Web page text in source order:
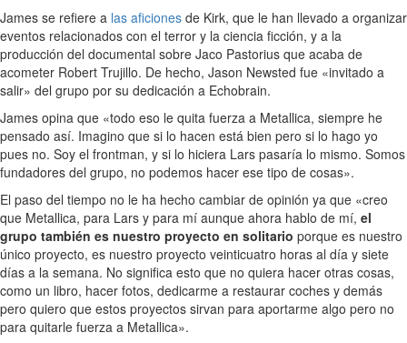
James se refiere a las aficiones de Kirk, que le han llevado a organizar
eventos relacionados con el terror y la ciencia ficción, y a la
producción del documental sobre Jaco Pastorius que acaba de
acometer Robert Trujillo. De hecho, Jason Newsted fue «invitado a
salir» del grupo por su dedicación a Echobrain.
James opina que «todo eso le quita fuerza a Metallica, siempre he
pensado así. Imagino que si lo hacen está bien pero si lo hago yo
pues no. Soy el frontman, y si lo hiciera Lars pasaría lo mismo. Somos
fundadores del grupo, no podemos hacer ese tipo de cosas».
El paso del tiempo no le ha hecho cambiar de opinión ya que «creo
que Metallica, para Lars y para mí aunque ahora hablo de mí, el
grupo también es nuestro proyecto en solitario porque es nuestro
único proyecto, es nuestro proyecto veinticuatro horas al día y siete
días a la semana. No significa esto que no quiera hacer otras cosas,
como un libro, hacer fotos, dedicarme a restaurar coches y demás
pero quiero que estos proyectos sirvan para aportarme algo pero no
para quitarle fuerza a Metallica».